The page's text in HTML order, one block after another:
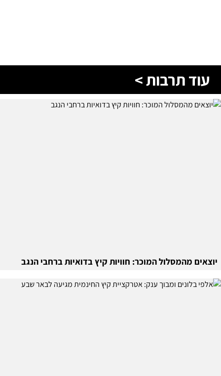
עוד תרבות >
יוצאים מהמסלול המוכר: חוויות קיץ בדואיות ברחבי הנגב